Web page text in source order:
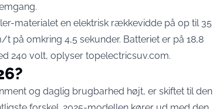
materialet en elektrisk rækkevidde på op til 35
på omkring 4,5 sekunder. Batteriet er på 18,8
240 volt, oplyser topelectricsuv.com.
og daglig brugbarhed højt, er skiftet til den